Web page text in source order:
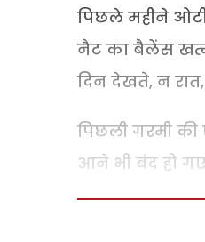
पिछले महीने
नैट का बैलेंस खत्म
दिन देखते, न
पिछली गरमी
आने भी बंद हो